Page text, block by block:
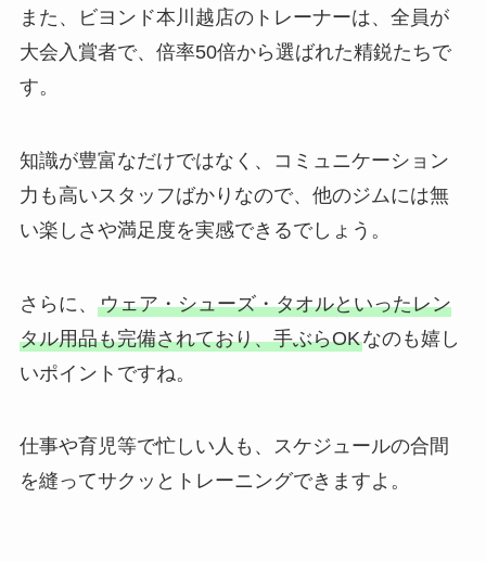
また、ビヨンド本川越店のトレーナーは、全員が
大会入賞者で、倍率50倍から選ばれた精鋭たちで
す。
知識が豊富なだけではなく、コミュニケーション
力も高いスタッフばかりなので、他のジムには無
い楽しさや満足度を実感できるでしょう。
さらに、 ウェア・シューズ・タオルといったレン
タル用品も完備されており、手ぶらOKなのも嬉し
いポイントですね。
仕事や育児等で忙しい人も、スケジュールの合間
を縫ってサクッとトレーニングできますよ。